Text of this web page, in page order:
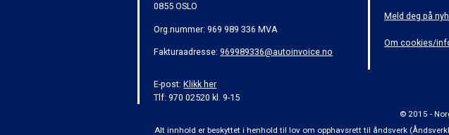
0855 OSLO
Org.nummer: 969 989 336 MVA
Fakturaadresse:969989336@autoinvoice.no
E-post:Klikk her
Tlf: 970 02520 kl. 9-15
Meld deg på
Om cookies/
© 2015 -
Alt innhold er beskyttet i henhold til lov om opphavsrett til åndsverk